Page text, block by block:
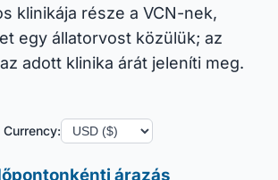
klinikája része a VCN-nek,
egy állatorvost közülük; az
adott klinika árát jeleníti meg.
Currency:
árazás